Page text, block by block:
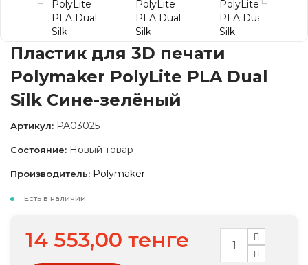
Пластик для 3D печати
Polymaker PolyLite PLA Dual
Silk Сине-зелёный
Артикул: PA03025
Состояние: Новый товар
Производитель: Polymaker
Есть в наличии
14 553,00 тенге